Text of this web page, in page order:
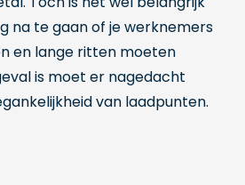
na te gaan of je werknemers
en lange ritten moeten
is moet er nagedacht
van laadpunten.